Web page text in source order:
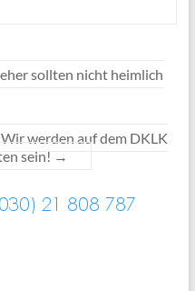
sollten nicht heimlich
werden auf dem DKLK
sein! →